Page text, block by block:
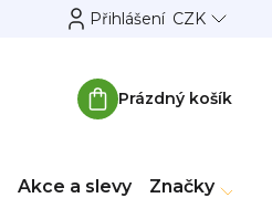
CZK
Přihlášení
Nákupní
Prázdný košík
Akce a slevy Značky